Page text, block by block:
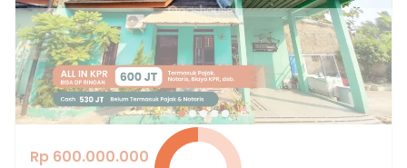
Rp 600.000.000